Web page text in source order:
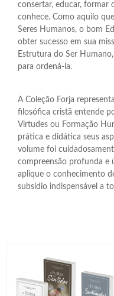
consertar, educar, formar
conhece. Como aquilo
Seres Humanos, o bom
obter sucesso em sua
Estrutura do Ser
para ordená-la.
A Coleção Forja
filosófica cristã entende
Virtudes ou Formação
prática e didática seus
volume foi
compreensão profunda e
aplique o conhecimento
subsídio indispensável a